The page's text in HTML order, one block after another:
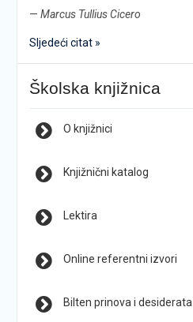
— Marcus Tullius Cicero
Sljedeći citat »
Školska knjižnica
O knjižnici
Knjižnični katalog
Lektira
Online referentni izvori
Bilten prinova i desiderata